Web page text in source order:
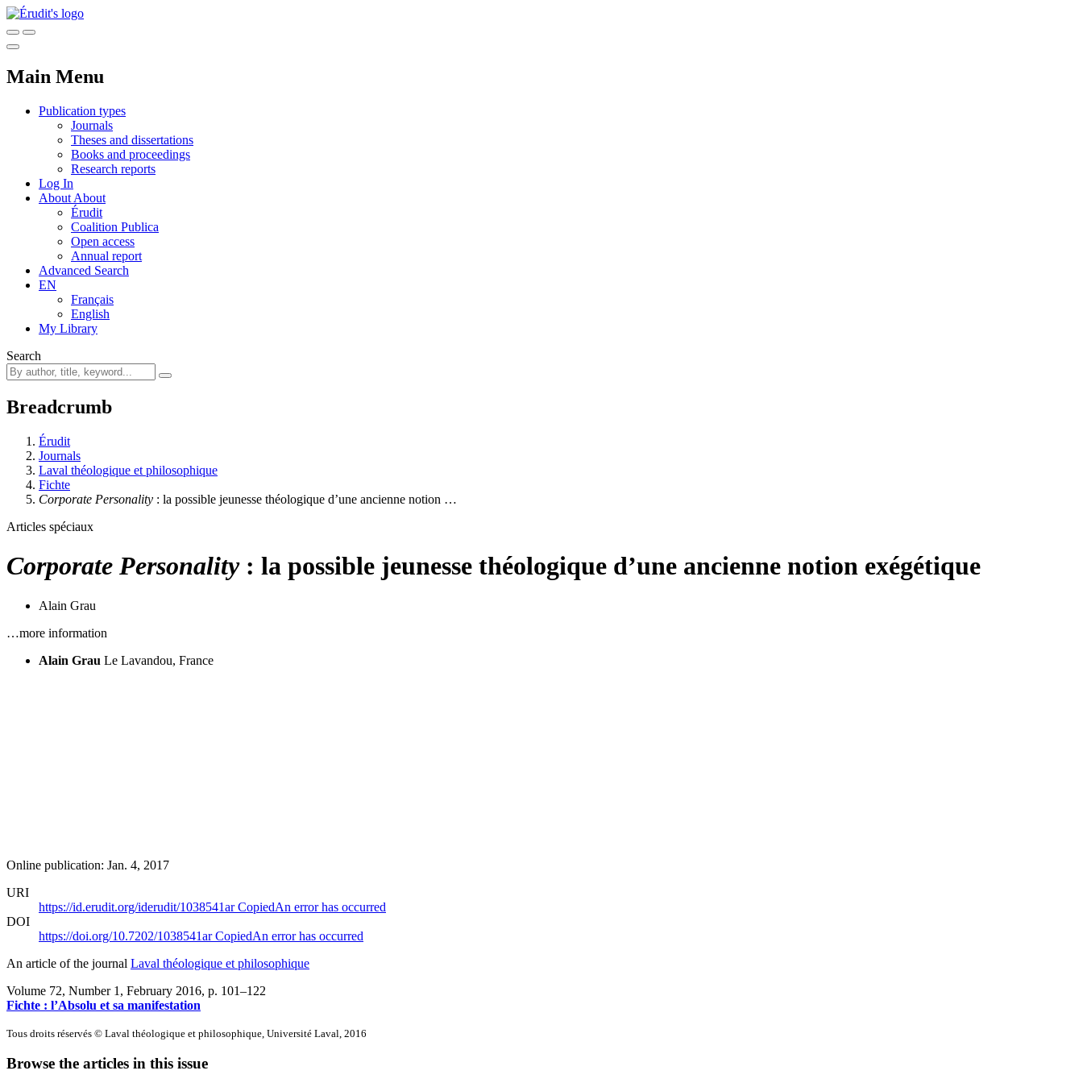
Main Menu
Publication types
Journals
Theses and dissertations
Books and proceedings
Research reports
Log In
About About
Érudit
Coalition Publica
Open access
Annual report
Advanced Search
EN
Français
English
My Library
Search
Breadcrumb
Érudit
Journals
Laval théologique et philosophique
Fichte
Corporate Personality : la possible jeunesse théologique d’une ancienne notion …
Articles spéciaux
Corporate Personality: la possible jeunesse théologique d’une ancienne notion exégétique
Alain Grau
…more information
Alain Grau Le Lavandou, France
Online publication: Jan. 4, 2017
URI
https://id.erudit.org/iderudit/1038541arCopiedAn error has occurred
DOI
https://doi.org/10.7202/1038541arCopiedAn error has occurred
An article of the journal Laval théologique et philosophique
Volume 72, Number 1, February 2016, p. 101–122
Fichte : l’Absolu et sa manifestation
Tous droits réservés © Laval théologique et philosophique, Université Laval, 2016
Browse the articles in this issue